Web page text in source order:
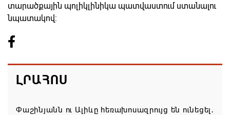
տարածքային պոլիկլինիկա պատվաստում ստանալու
նպատակով:
ԼՐԱՀՈՍ
Փաշինյանն ու Ալիևը հեռախոսազրույց են ունեցել․